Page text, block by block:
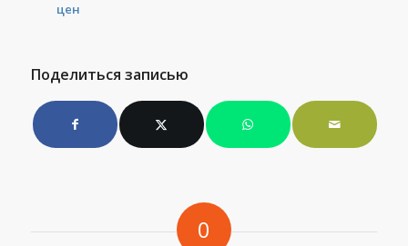
цен
Поделиться записью
0